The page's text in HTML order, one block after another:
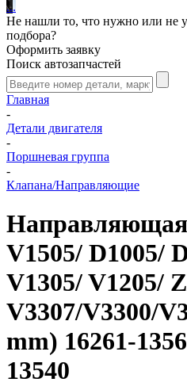
...
Не нашли то, что нужно или не
подбора?
Оформить заявку
Поиск автозапчастей
Главная
-
Детали двигателя
-
Поршневая группа
-
Клапана/Направляющие
V1505/ D1005/
V1305/ V1205/
V3307/V3300/
mm) 16261-
13540